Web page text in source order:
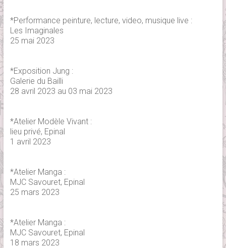
*Performance peinture, lecture, video, musique live :
Les Imaginales
25 mai 2023
*Exposition Jung :
Galerie du Bailli
28 avril 2023 au 03 mai 2023
*Atelier Modèle Vivant :
lieu privé, Epinal
1 avril 2023
*Atelier Manga :
MJC Savouret, Epinal
25 mars 2023
*Atelier Manga :
MJC Savouret, Epinal
18 mars 2023